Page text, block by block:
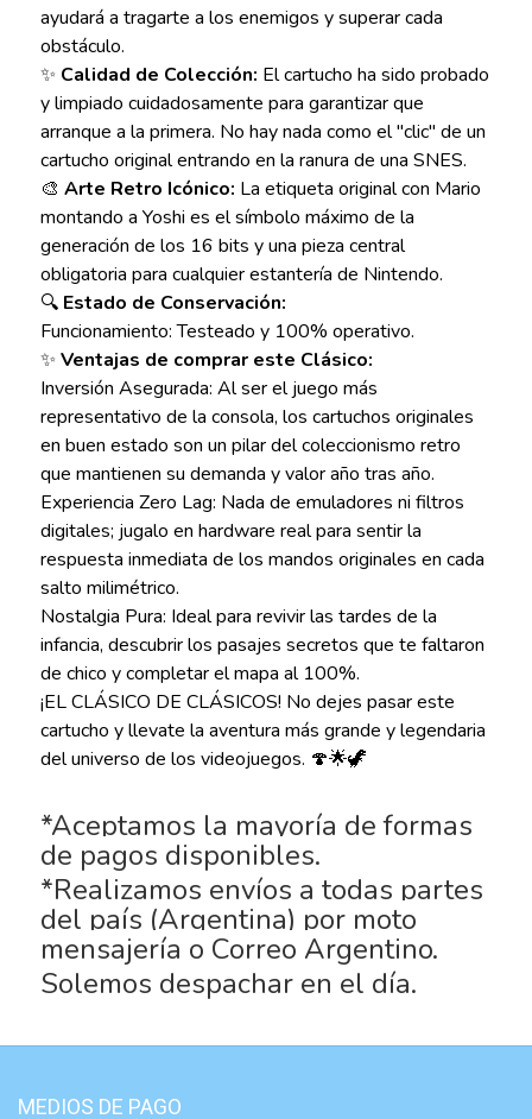
ayudará a tragarte a los enemigos y superar cada
obstáculo.
✨ Calidad de Colección: El cartucho ha sido probado
y limpiado cuidadosamente para garantizar que
arranque a la primera. No hay nada como el "clic" de un
cartucho original entrando en la ranura de una SNES.
🎨 Arte Retro Icónico: La etiqueta original con Mario
montando a Yoshi es el símbolo máximo de la
generación de los 16 bits y una pieza central
obligatoria para cualquier estantería de Nintendo.
🔍 Estado de Conservación:
Funcionamiento: Testeado y 100% operativo.
✨ Ventajas de comprar este Clásico:
Inversión Asegurada: Al ser el juego más
representativo de la consola, los cartuchos originales
en buen estado son un pilar del coleccionismo retro
que mantienen su demanda y valor año tras año.
Experiencia Zero Lag: Nada de emuladores ni filtros
digitales; jugalo en hardware real para sentir la
respuesta inmediata de los mandos originales en cada
salto milimétrico.
Nostalgia Pura: Ideal para revivir las tardes de la
infancia, descubrir los pasajes secretos que te faltaron
de chico y completar el mapa al 100%.
¡EL CLÁSICO DE CLÁSICOS! No dejes pasar este
cartucho y llevate la aventura más grande y legendaria
del universo de los videojuegos. 🍄🌟🦖
*Aceptamos la mayoría de formas
de pagos disponibles.
*Realizamos envíos a todas partes
del país (Argentina) por moto
mensajería o Correo Argentino.
Solemos despachar en el día.
MEDIOS DE PAGO